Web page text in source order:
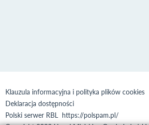
Klauzula informacyjna i polityka plików cookies
Deklaracja dostępności
Polski serwer RBL https://polspam.pl/